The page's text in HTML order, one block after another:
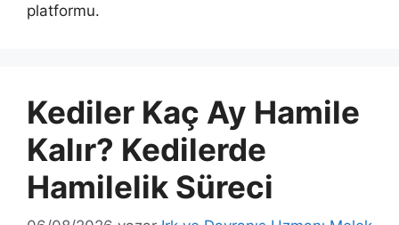
platformu.
Kediler Kaç Ay Hamile
Kalır? Kedilerde
Hamilelik Süreci